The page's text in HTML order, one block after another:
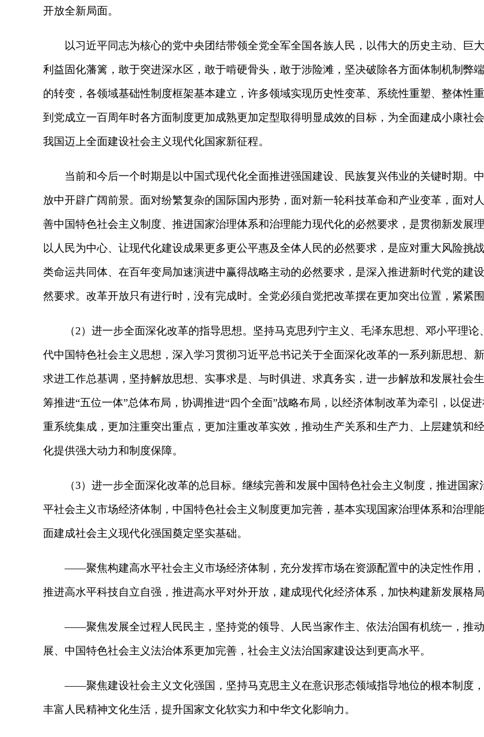
开放全新局面。
以习近平同志为核心的党中央团结带领全党全军全国各族人民，以伟大的历史主动、巨
利益固化藩篱，敢于突进深水区，敢于啃硬骨头，敢于涉险滩，坚决破除各方面体制机制弊
的转变，各领域基础性制度框架基本建立，许多领域实现历史性变革、系统性重塑、整体性
到党成立一百周年时各方面制度更加成熟更加定型取得明显成效的目标，为全面建成小康社
我国迈上全面建设社会主义现代化国家新征程。
当前和今后一个时期是以中国式现代化全面推进强国建设、民族复兴伟业的关键时期。
放中开辟广阔前景。面对纷繁复杂的国际国内形势，面对新一轮科技革命和产业变革，面对
善中国特色社会主义制度、推进国家治理体系和治理能力现代化的必然要求，是贯彻新发展
以人民为中心、让现代化建设成果更多更公平惠及全体人民的必然要求，是应对重大风险挑
类命运共同体、在百年变局加速演进中赢得战略主动的必然要求，是深入推进新时代党的建
然要求。改革开放只有进行时，没有完成时。全党必须自觉把改革摆在更加突出位置，紧紧
（2）进一步全面深化改革的指导思想。坚持马克思列宁主义、毛泽东思想、邓小平理论
代中国特色社会主义思想，深入学习贯彻习近平总书记关于全面深化改革的一系列新思想、
求进工作总基调，坚持解放思想、实事求是、与时俱进、求真务实，进一步解放和发展社会
筹推进“五位一体”总体布局，协调推进“四个全面”战略布局，以经济体制改革为牵引，以促
重系统集成，更加注重突出重点，更加注重改革实效，推动生产关系和生产力、上层建筑和
化提供强大动力和制度保障。
（3）进一步全面深化改革的总目标。继续完善和发展中国特色社会主义制度，推进国家
平社会主义市场经济体制，中国特色社会主义制度更加完善，基本实现国家治理体系和治理
面建成社会主义现代化强国奠定坚实基础。
——聚焦构建高水平社会主义市场经济体制，充分发挥市场在资源配置中的决定性作用，
推进高水平科技自立自强，推进高水平对外开放，建成现代化经济体系，加快构建新发展格局
——聚焦发展全过程人民民主，坚持党的领导、人民当家作主、依法治国有机统一，推动
展、中国特色社会主义法治体系更加完善，社会主义法治国家建设达到更高水平。
——聚焦建设社会主义文化强国，坚持马克思主义在意识形态领域指导地位的根本制度，
丰富人民精神文化生活，提升国家文化软实力和中华文化影响力。